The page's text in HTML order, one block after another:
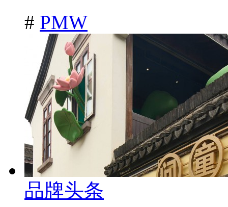
# PMW
品牌头条